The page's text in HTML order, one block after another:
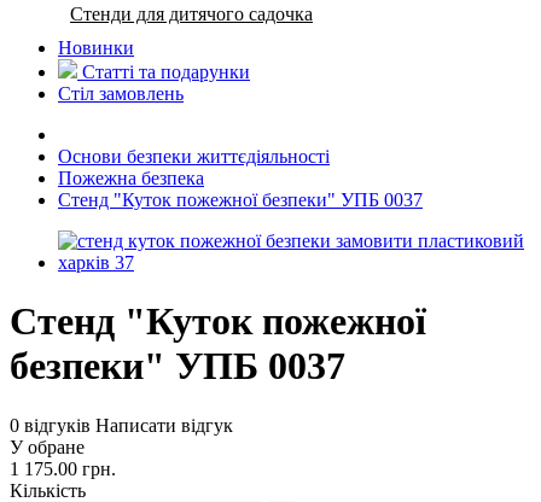
Стенди для дитячого садочка
Новинки
Статті та подарунки
Стіл замовлень
Основи безпеки життєдіяльності
Пожежна безпека
Стенд "Куток пожежної безпеки" УПБ 0037
Стенд "Куток пожежної
безпеки" УПБ 0037
0 відгуків Написати відгук
У обране
1 175.00 грн.
Кількість